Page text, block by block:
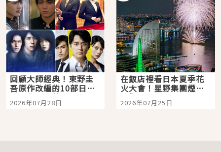
回顧大師經典！東野圭
吾原作改編的10部日本
影視作品推薦
2026年07月28日
在飯店裡看日本夏季花
火大會！星野集團煙火
景觀飯店6選，讓你不用
人擠人悠閒欣賞
2026年07月25日